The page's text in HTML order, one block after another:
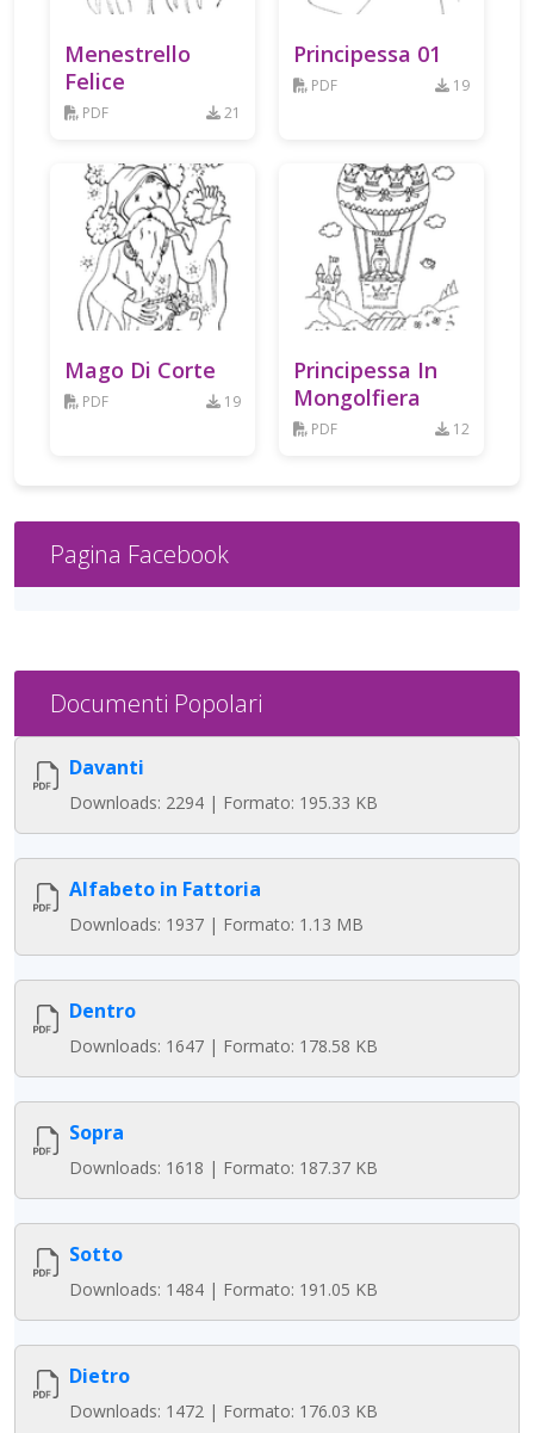
Menestrello
Felice
PDF 21
Principessa 01
PDF 19
Mago Di Corte
PDF 19
Principessa In
Mongolfiera
PDF 12
Pagina Facebook
Documenti Popolari
Davanti
Downloads: 2294 | Formato: 195.33 KB
Alfabeto in Fattoria
Downloads: 1937 | Formato: 1.13 MB
Dentro
Downloads: 1647 | Formato: 178.58 KB
Sopra
Downloads: 1618 | Formato: 187.37 KB
Sotto
Downloads: 1484 | Formato: 191.05 KB
Dietro
Downloads: 1472 | Formato: 176.03 KB